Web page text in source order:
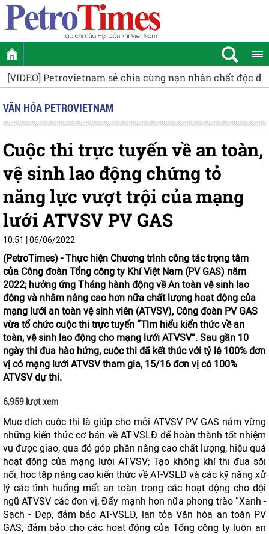
nạn nhân chất độc da cam Petrovietnam lan tỏa
VĂN HÓA PETROVIETNAM
Cuộc thi trực tuyến về an toàn,
vệ sinh lao động chứng tỏ
năng lực vượt trội của mạng
lưới ATVSV PV GAS
10:51 | 06/06/2022
(PetroTimes) -Thực hiện Chương trình công tác trọng tâm
của Công đoàn Tổng công ty Khí Việt Nam (PV GAS) năm
2022; hưởng ứng Tháng hành động về An toàn vệ sinh lao
động và nhằm nâng cao hơn nữa chất lượng hoạt động của
mạng lưới an toàn vệ sinh viên (ATVSV), Công đoàn PV GAS
vừa tổ chức cuộc thi trực tuyến “Tìm hiểu kiển thức về an
toàn, vệ sinh lao động cho mạng lưới ATVSV”. Sau gần 10
ngày thi đua hào hứng, cuộc thi đã kết thúc với tỷ lệ 100% đơn
vị có mạng lưới ATVSV tham gia, 15/16 đơn vị có 100%
ATVSV dự thi.
6,959 lượt xem
Mục đích cuộc thi là giúp cho mỗi ATVSV PV GAS nắm vững
những kiến thức cơ bản về AT-VSLĐ để hoàn thành tốt nhiệm
vụ được giao, qua đó góp phần nâng cao chất lượng, hiệu quả
hoạt động của mạng lưới ATVSV; Tạo không khí thi đua sôi
nổi, học tập nâng cao kiến thức về AT-VSLĐ và các kỹ năng xử
lý các tình huống mất an toàn trong các hoạt động cho đội
ngũ ATVSV các đơn vị; Đẩy mạnh hơn nữa phong trào “Xanh -
Sạch - Đẹp, đảm bảo AT-VSLĐ, lan tỏa Văn hóa an toàn PV
GAS, đảm bảo cho các hoạt động của Tổng công ty luôn an